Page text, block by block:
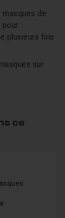
masques de
pour
plusieurs fois
sur
dont vous
et de
ce